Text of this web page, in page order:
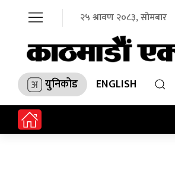
२५ श्रावण २०८३, सोमबार
युनिकोड ENGLISH